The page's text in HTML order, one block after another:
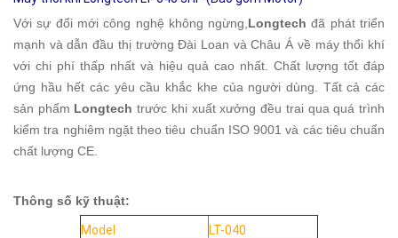
Với sự đổi mới công nghệ không ngừng, Longtech đã phát triển
mạnh và dẫn đầu thị trường Đài Loan và Châu Á về máy thổi khí
với chi phí thấp nhất và hiệu quả cao nhất. Chất lượng tốt đáp
ứng hầu hết các yêu cầu khắc khe của người dùng. Tất cả các
sản phẩm Longtechtrước khi xuất xưởng đều trai qua quá trình
kiểm tra nghiêm ngặt theo tiêu chuẩn ISO 9001 và các tiêu chuẩn
chất lượng CE.
Thông số kỹ thuật:
Model
LT-040